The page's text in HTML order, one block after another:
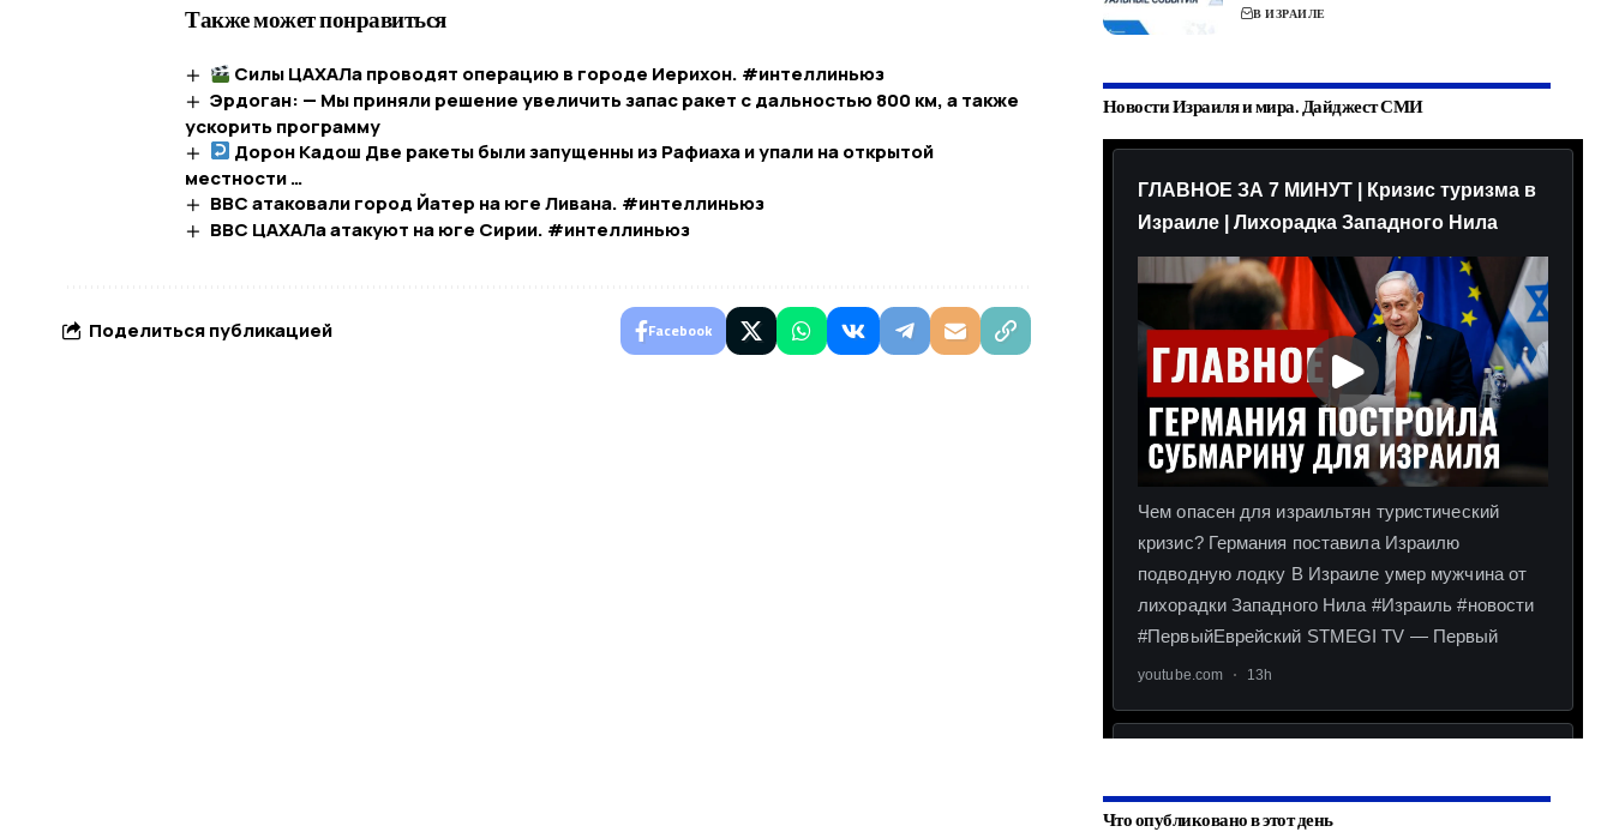
Также может понравиться
Силы ЦАХАЛа проводят операцию в городе Иерихон. #интеллиньюз​
Эрдоган: — Мы приняли решение увеличить запас ракет с дальностью 800 км, а также
ускорить программу
Дорон Кадош Две ракеты были запущенны из Рафиаха и упали на открытой
местности …​
ВВС атаковали город Йатер на юге Ливана. #интеллиньюз
ВВС ЦАХАЛа атакуют на юге Сирии. #интеллиньюз
Поделиться публикацией Facebook
В ИЗРАИЛЕ
Новости Израиля и мира. Дайджест СМИ
Что опубликовано в этот день